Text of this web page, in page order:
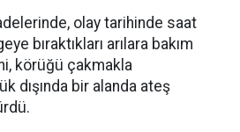
olay tarihinde saat
bıraktıkları arılara bakım
körüğü çakmakla
dışında bir alanda ateş